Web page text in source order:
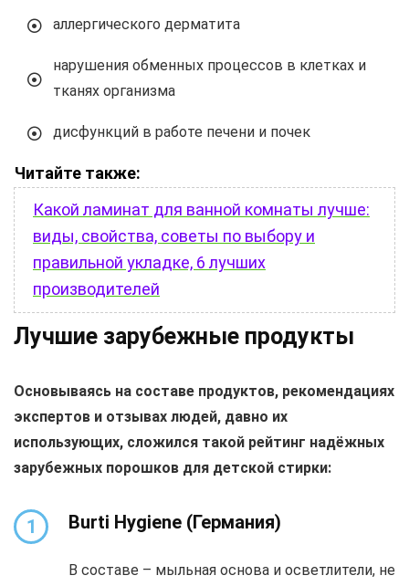
аллергического дерматита
нарушения обменных процессов в клетках и
тканях организма
дисфункций в работе печени и почек
Читайте также:
Какой ламинат для ванной комнаты лучше:
виды, свойства, советы по выбору и
правильной укладке, 6 лучших
производителей
Лучшие зарубежные продукты
Основываясь на составе продуктов, рекомендациях
экспертов и отзывах людей, давно их
использующих, сложился такой рейтинг надёжных
зарубежных порошков для детской стирки:
1 Burti Hygiene (Германия)
В составе – мыльная основа и осветлители, не